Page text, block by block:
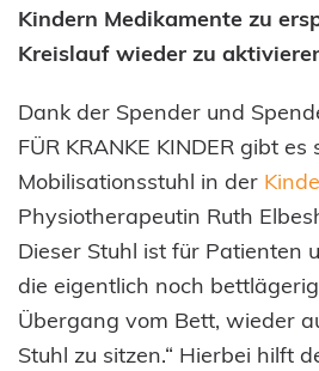
Kindern Medikamente zu
Kreislauf wieder zu
Dank der Spender und
FÜR KRANKE KINDER gibt
Mobilisationsstuhl in der
Physiotherapeutin Ruth
Dieser Stuhl ist für Patienten
die eigentlich noch
Übergang vom Bett, wieder
Stuhl zu sitzen.“ Hierbei hilft